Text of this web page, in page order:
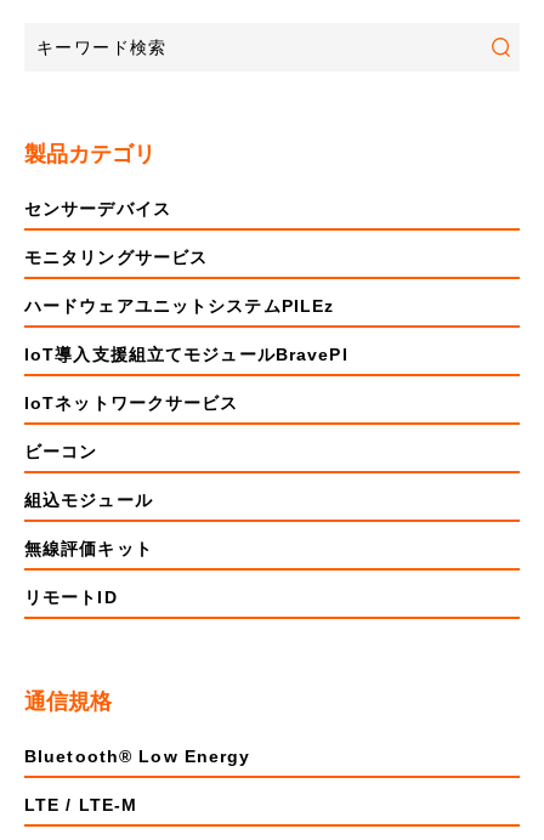
製品カテゴリ
センサーデバイス
モニタリングサービス
ハードウェアユニットシステムPILEz
IoT導入支援組立てモジュールBravePI
IoTネットワークサービス
ビーコン
組込モジュール
無線評価キット
リモートID
通信規格
Bluetooth® Low Energy
LTE / LTE-M